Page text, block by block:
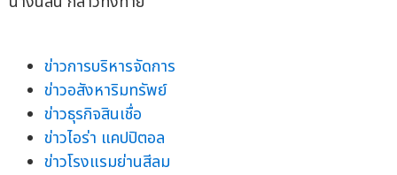
ข่าวการบริหารจัดการ
ข่าวอสังหาริมทรัพย์
ข่าวธุรกิจสินเชื่อ
ข่าวไอร่า แคปปิตอล
ข่าวโรงแรมย่านสีลม